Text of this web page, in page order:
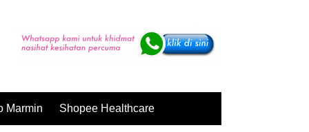
Marmin Shopee Healthcare